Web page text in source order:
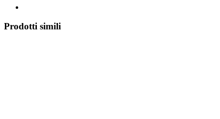
Prodotti simili